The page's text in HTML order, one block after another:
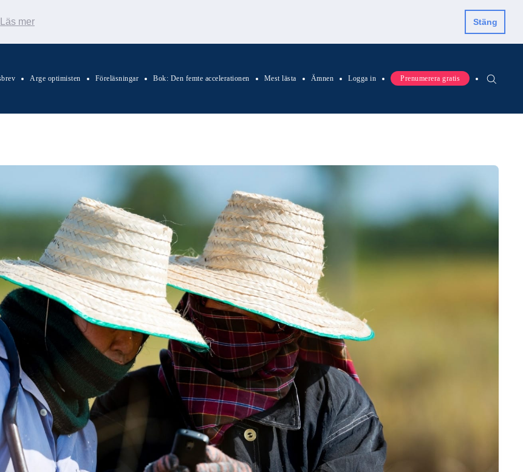
Läs mer Stäng
Arge optimisten Föreläsningar Bok: Den femte accelerationen Mest lästa Ämnen Logga in Prenumerera gratis